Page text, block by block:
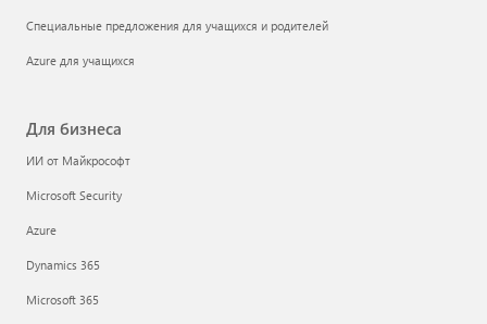
Специальные предложения для учащихся и родителей
Azure для учащихся
Для бизнеса
ИИ от Майкрософт
Microsoft Security
Azure
Dynamics 365
Microsoft 365